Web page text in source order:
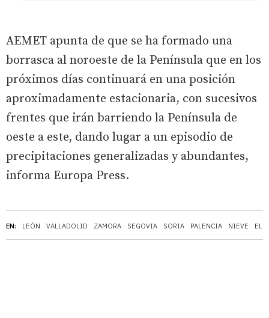
EN: LEÓN VALLADOLID ZAMORA SEGOVIA SORIA PALENCIA NIEVE EL
AEMET apunta de que se ha formado una
borrasca al noroeste de la Península que en los
próximos días continuará en una posición
aproximadamente estacionaria, con sucesivos
frentes que irán barriendo la Península de
oeste a este, dando lugar a un episodio de
precipitaciones generalizadas y abundantes,
informa Europa Press.